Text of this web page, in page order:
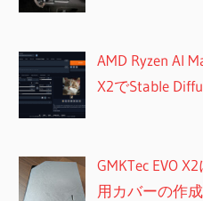
AMD Ryzen AI
X2でStable
GMKTec EVO
用カバーの作成